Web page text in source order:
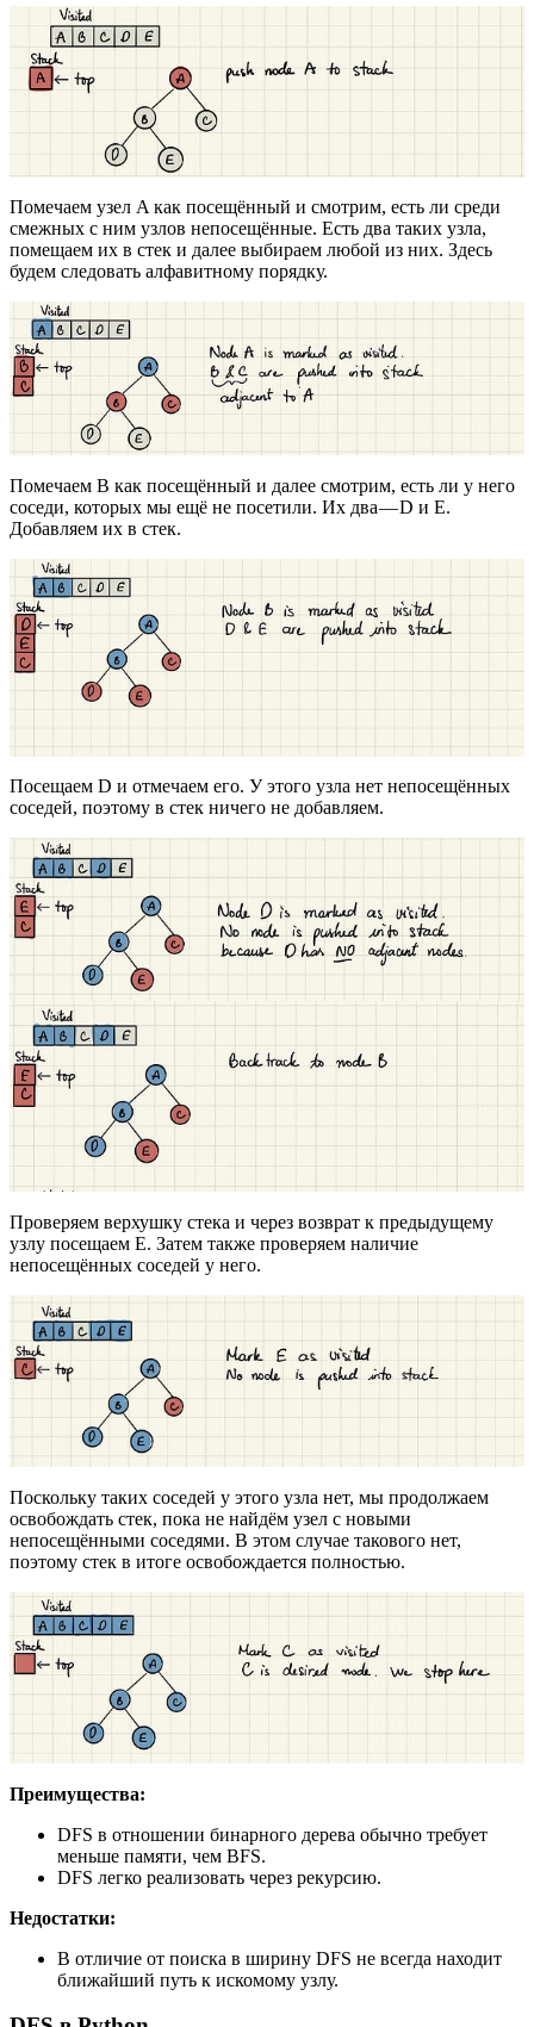
Помечаем узел A как посещённый и смотрим, есть ли среди
смежных с ним узлов непосещённые. Есть два таких узла,
помещаем их в стек и далее выбираем любой из них. Здесь
будем следовать алфавитному порядку.
Помечаем B как посещённый и далее смотрим, есть ли у него
соседи, которых мы ещё не посетили. Их два — D и E.
Добавляем их в стек.
Посещаем D и отмечаем его. У этого узла нет непосещённых
соседей, поэтому в стек ничего не добавляем.
Проверяем верхушку стека и через возврат к предыдущему
узлу посещаем E. Затем также проверяем наличие
непосещённых соседей у него.
Поскольку таких соседей у этого узла нет, мы продолжаем
освобождать стек, пока не найдём узел с новыми
непосещёнными соседями. В этом случае такового нет,
поэтому стек в итоге освобождается полностью.
Преимущества:
DFS в отношении бинарного дерева обычно требует
меньше памяти, чем BFS.
DFS легко реализовать через рекурсию.
Недостатки:
В отличие от поиска в ширину DFS не всегда находит
ближайший путь к искомому узлу.